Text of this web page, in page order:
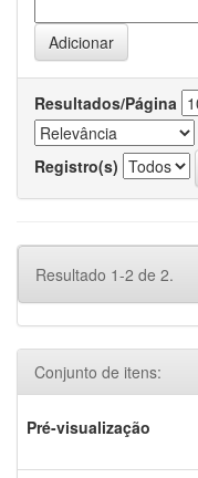
Resultados/Página
Registro(s)
Resultado 1-2 de 2.
Conjunto de itens:
Pré-visualização